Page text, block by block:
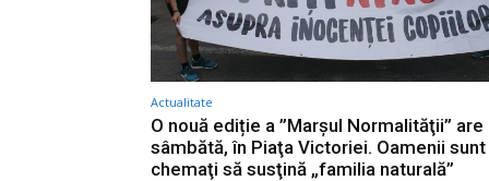
Actualitate
O nouă ediție a ”Marşul Normalităţii” are
sâmbătă, în Piaţa Victoriei. Oamenii sunt
chemaţi să susţină „familia naturală”